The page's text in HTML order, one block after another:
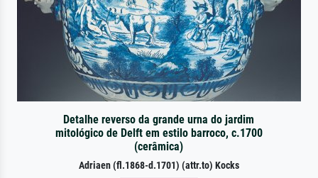
Detalhe reverso da grande urna do jardim
mitológico de Delft em estilo barroco, c.1700
(cerâmica)
Adriaen (fl.1868-d.1701) (attr.to) Kocks